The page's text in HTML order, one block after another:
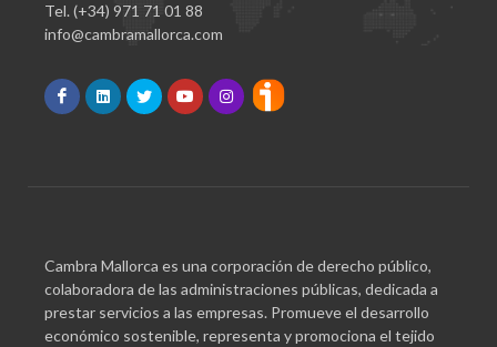
Tel. (+34) 971 71 01 88
info@cambramallorca.com
Cambra Mallorca es una corporación de derecho público,
colaboradora de las administraciones públicas, dedicada a
prestar servicios a las empresas. Promueve el desarrollo
económico sostenible, representa y promociona el tejido